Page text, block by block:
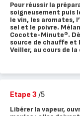
Pour réussir la
soigneusement puis
le vin, les aromates,
sel et le poivre.
Cocotte-Minute®.
source de chauffe et
Veiller, au cours de
Etape 3 /5
Libérer la vapeur,